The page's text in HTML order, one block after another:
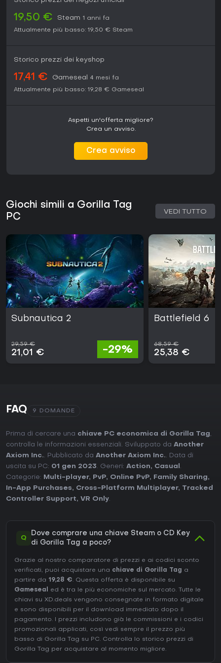
19,50 € Steam 1 anni fa
Attualmente più basso: 19,50 € Steam
Storico prezzi dei keyshop
17,41 € Gameseal
4 mesi fa
Attualmente più basso: 19,28 € Gameseal
Aspetti un'offerta migliore?
Crea un avviso.
Crea avviso
Giochi simili a Gorilla Tag
PC
VEDI TUTTO
Subnautica 2
29,59 €
21,01 € -29%
Battlefield 6
68,59 €
25,38 €
FAQ 9 DOMANDE
Prima di cercare una chiave PC economica di Gorilla Tag,
controlla le informazioni essenziali. Sviluppato da Another
Axiom Inc.. Pubblicato da Another Axiom Inc.. Data di
uscita su PC: 01 gen 2023. Generi: Action, Casual .
Categorie:
Multi-player, PvP, Online PvP, Family Sharing,
In-App Purchases, Cross-Platform Multiplayer, Tracked
Controller Support, VR Only.
Q
Dove comprare una chiave Steam o CD Key
di Gorilla Tag a poco?
Grazie al nostro comparatore di prezzi e ai codici sconto
verificati, puoi acquistare una chiave di Gorilla Tag
a
partire da 19,28 €. Questa offerta è disponibile su
Gameseal
ed è tra le più economiche sul mercato. Tutte le
chiavi su XD.deals vengono consegnate in formato digitale
e sono disponibili per il download immediato dopo il
pagamento. I prezzi includono già le commissioni e i codici
promozionali applicati, così vedi sempre il prezzo più
basso di Gorilla Tag su PC. Controlla lo storico prezzi di
Gorilla Tag per acquistare al momento migliore.